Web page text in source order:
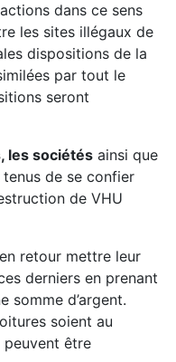
dans ce sens
les sites illégaux de
dispositions de la
par tout le
seront
les sociétés ainsi que
tenus de se confier
de VHU
retour mettre leur
derniers en prenant
somme d’argent.
soient au
peuvent être